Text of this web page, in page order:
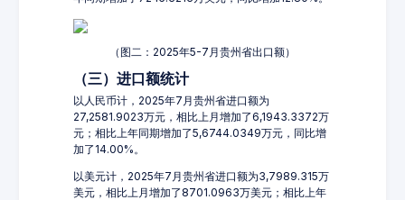
（图二：2025年5-7月贵州省出口额）
（三）进口额统计
以人民币计，2025年7月贵州省进口额为
27,2581.9023万元，相比上月增加了6,1943.3372万
元；相比上年同期增加了5,6744.0349万元，同比增
加了14.00%。
以美元计，2025年7月贵州省进口额为3,7989.315万
美元，相比上月增加了8701.0963万美元；相比上年